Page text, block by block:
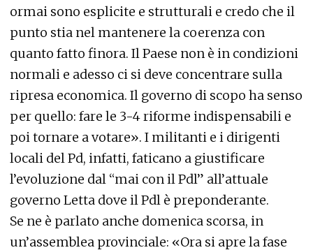
ormai sono esplicite e strutturali e credo che il
punto stia nel mantenere la coerenza con
quanto fatto finora. Il Paese non è in condizioni
normali e adesso ci si deve concentrare sulla
ripresa economica. Il governo di scopo ha senso
per quello: fare le 3-4 riforme indispensabili e
poi tornare a votare». I militanti e i dirigenti
locali del Pd, infatti, faticano a giustificare
l’evoluzione dal “mai con il Pdl” all’attuale
governo Letta dove il Pdl è preponderante.
Se ne è parlato anche domenica scorsa, in
un’assemblea provinciale: «Ora si apre la fase